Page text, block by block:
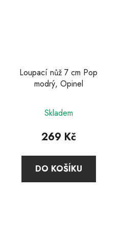
Loupací nůž 7 cm Pop
modrý, Opinel
Skladem
269 Kč
DO KOŠÍKU